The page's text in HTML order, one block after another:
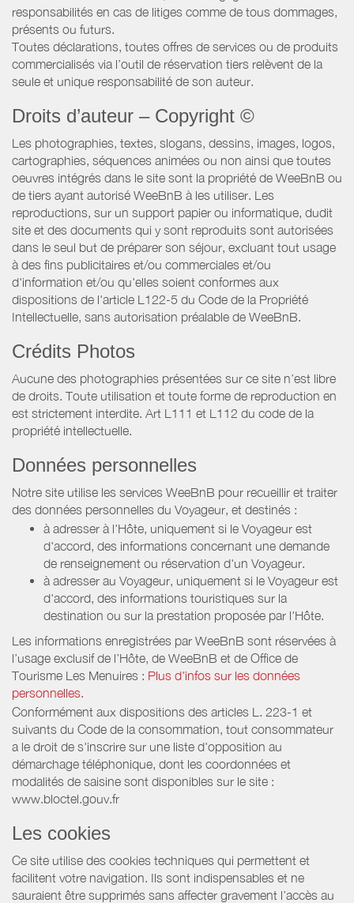
responsabilités en cas de litiges comme de tous dommages,
présents ou futurs.
Toutes déclarations, toutes offres de services ou de produits
commercialisés via l’outil de réservation tiers relèvent de la
seule et unique responsabilité de son auteur.
Droits d’auteur – Copyright ©
Les photographies, textes, slogans, dessins, images, logos,
cartographies, séquences animées ou non ainsi que toutes
oeuvres intégrés dans le site sont la propriété de WeeBnB ou
de tiers ayant autorisé WeeBnB à les utiliser. Les
reproductions, sur un support papier ou informatique, dudit
site et des documents qui y sont reproduits sont autorisées
dans le seul but de préparer son séjour, excluant tout usage
à des fins publicitaires et/ou commerciales et/ou
d'information et/ou qu'elles soient conformes aux
dispositions de l'article L122-5 du Code de la Propriété
Intellectuelle, sans autorisation préalable de WeeBnB.
Crédits Photos
Aucune des photographies présentées sur ce site n’est libre
de droits. Toute utilisation et toute forme de reproduction en
est strictement interdite. Art L111 et L112 du code de la
propriété intellectuelle.
Données personnelles
Notre site utilise les services WeeBnB pour recueillir et traiter
des données personnelles du Voyageur, et destinés :
à adresser à l'Hôte, uniquement si le Voyageur est
d'accord, des informations concernant une demande
de renseignement ou réservation d'un Voyageur.
à adresser au Voyageur, uniquement si le Voyageur est
d'accord, des informations touristiques sur la
destination ou sur la prestation proposée par l'Hôte.
Les informations enregistrées par WeeBnB sont réservées à
l’usage exclusif de l’Hôte, de WeeBnB et de Office de
Tourisme Les Menuires : Plus d'infos sur les données
personnelles.
Conformément aux dispositions des articles L. 223-1 et
suivants du Code de la consommation, tout consommateur
a le droit de s'inscrire sur une liste d'opposition au
démarchage téléphonique, dont les coordonnées et
modalités de saisine sont disponibles sur le site :
www.bloctel.gouv.fr
Les cookies
Ce site utilise des cookies techniques qui permettent et
facilitent votre navigation. Ils sont indispensables et ne
sauraient être supprimés sans affecter gravement l’accès au